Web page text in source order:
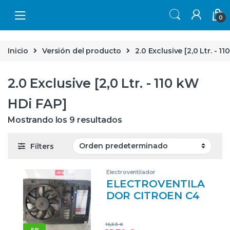
0
Inicio Versión del producto 2.0 Exclusive [2,0 Ltr. -
2.0 Exclusive [2,0 Ltr. - 110 kW
HDi FAP]
Mostrando los 9 resultados
Filters
Electroventilador
ELECTROVENTILA
DOR CITROEN C4
16,53€